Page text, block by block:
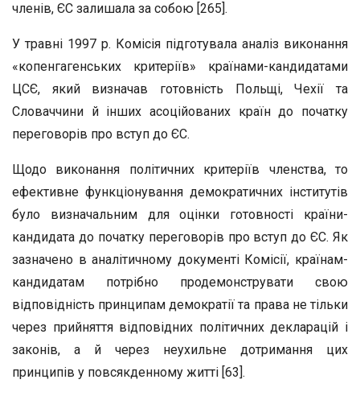
членів, ЄС залишала за собою [265].
У травні 1997 р. Комісія підготувала аналіз виконання
«копенгагенських критеріїв» країнами-кандидатами
ЦСЄ, який визначав готовність Польщі, Чехії та
Словаччини й інших асоційованих країн до початку
переговорів про вступ до ЄС.
Щодо виконання політичних критеріїв членства, то
ефективне функціонування демократичних інститутів
було визначальним для оцінки готовності країни-
кандидата до початку переговорів про вступ до ЄС. Як
зазначено в аналітичному документі Комісії, країнам-
кандидатам потрібно продемонструвати свою
відповідність принципам демократії та права не тільки
через прийняття відповідних політичних декларацій і
законів, а й через неухильне дотримання цих
принципів у повсякденному житті [63].